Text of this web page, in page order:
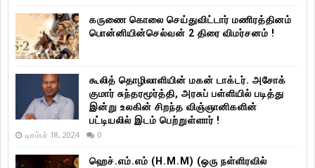
கருணை கொலை செய்துவிட்டார் மணிரத்தினம்
பொன்னியின்செல்வன் 2 திரை விமர்சனம் !
கூலித் தொழிலாளியின் மகன் டாக்டர். அசோக்
குமார் சுந்தரமூர்த்தி, அரசுப் பள்ளியில் படித்து
இன்று உலகின் சிறந்த விஞ்ஞானிகளின்
பட்டியலில் இடம் பெற்றுள்ளார் !
டிசம்பர் 18, 2024 0
ஹெச்.எம்.எம் (H.M.M) (ஒரு நள்ளிரவில்